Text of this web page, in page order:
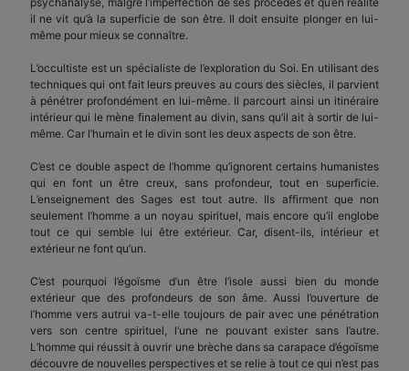
il ne vit qu’à la superficie de son être. Il doit ensuite plonger en lui-
même pour mieux se connaître.
L’occultiste est un spécialiste de l’exploration du Soi. En utilisant des
techniques qui ont fait leurs preuves au cours des siècles, il parvient
à pénétrer profondément en lui-même. Il parcourt ainsi un itinéraire
intérieur qui le mène finalement au divin, sans qu’il ait à sortir de lui-
même. Car l’humain et le divin sont les deux aspects de son être.
C’est ce double aspect de l’homme qu’ignorent certains humanistes
qui en font un être creux, sans profondeur, tout en superficie.
L’enseignement des Sages est tout autre. Ils affirment que non
seulement l’homme a un noyau spirituel, mais encore qu’il englobe
tout ce qui semble lui être extérieur. Car, disent-ils, intérieur et
extérieur ne font qu’un.
C’est pourquoi l’égoïsme d’un être l’isole aussi bien du monde
extérieur que des profondeurs de son âme. Aussi l’ouverture de
l’homme vers autrui va-t-elle toujours de pair avec une pénétration
vers son centre spirituel, l’une ne pouvant exister sans l’autre.
L’homme qui réussit à ouvrir une brèche dans sa carapace d’égoïsme
découvre de nouvelles perspectives et se relie à tout ce qui n’est pas